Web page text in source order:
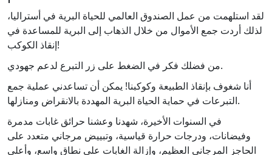
لقد استلهمت من عمل الصندوق العالمي للحياة البرية في أستراليا،
لذلك أردت جمع الأموال من خلال الذهاب إلى البرية للمساعدة في
إنقاذ الكوكب!
من فضلك فكر في الضغط على زر التبرع لدعم جهودي.
أنا شغوف بإنقاذ الطبيعة وكوكبنا! يمكن أن تساعدني عملية جمع
التبرعات في حماية الحياة البرية المهددة بالانقراض ومنازلها.
في السنوات الأخيرة، شهدنا وعشنا حرائق غابات مدمرة
وفيضانات، ودرجات حرارة قياسية، وتبييض مرجاني متعدد على
الحاجز المرجاني العظيم، وإزالة الغابات على نطاق واسع، وأعلى